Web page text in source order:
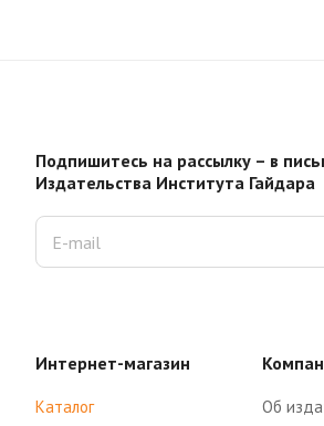
Подпишитесь на рассылку – в
Издательства Института Гайдара
Интернет-магазин
Каталог Об